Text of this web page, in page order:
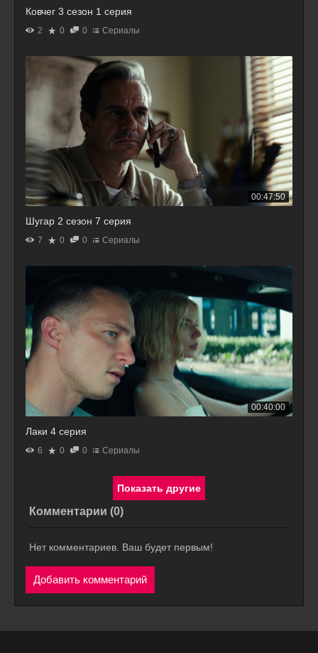
Ковчег 3 сезон 1 серия
2 0 0 Сериалы
00:47:50
Шугар 2 сезон 7 серия
7 0 0 Сериалы
00:40:00
Лаки 4 серия
6 0 0 Сериалы
Комментарии (0)
Нет комментариев. Ваш будет первым!
Добавить комментарий